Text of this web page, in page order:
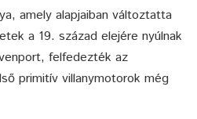
amely alapjaiban változtatta
a 19. század elejére nyúlnak
felfedezték az
primitív villanymotorok még